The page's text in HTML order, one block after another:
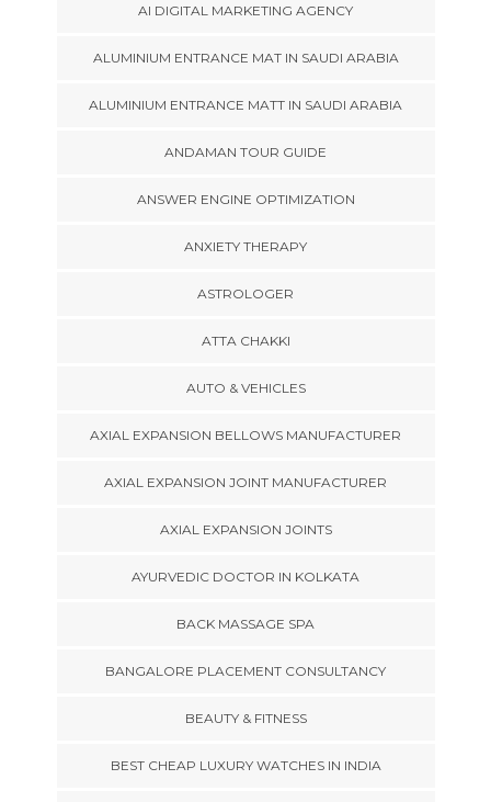
AI DIGITAL MARKETING AGENCY
ALUMINIUM ENTRANCE MAT IN SAUDI ARABIA
ALUMINIUM ENTRANCE MATT IN SAUDI ARABIA
ANDAMAN TOUR GUIDE
ANSWER ENGINE OPTIMIZATION
ANXIETY THERAPY
ASTROLOGER
ATTA CHAKKI
AUTO & VEHICLES
AXIAL EXPANSION BELLOWS MANUFACTURER
AXIAL EXPANSION JOINT MANUFACTURER
AXIAL EXPANSION JOINTS
AYURVEDIC DOCTOR IN KOLKATA
BACK MASSAGE SPA
BANGALORE PLACEMENT CONSULTANCY
BEAUTY & FITNESS
BEST CHEAP LUXURY WATCHES IN INDIA